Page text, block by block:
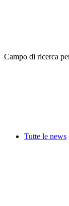
Campo di ricerca
Tutte le news